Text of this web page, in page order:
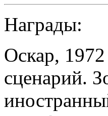
Награды:
Оскар,
сценарий.